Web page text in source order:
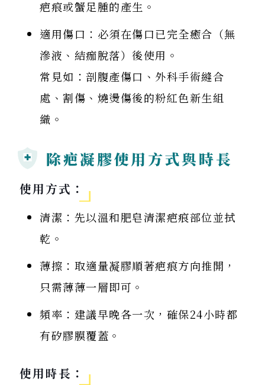
疤痕或蟹足腫的產生。
適用傷口：必須在傷口已完全癒合（無
滲液、結痂脫落）後使用。
常見如：剖腹產傷口、外科手術縫合
處、割傷、燒燙傷後的粉紅色新生組
織。
除疤凝膠使用方式與時長
使用方式：
清潔：先以溫和肥皂清潔疤痕部位並拭
乾。
薄擦：取適量凝膠順著疤痕方向推開，
只需薄薄一層即可。
頻率：建議早晚各一次，確保24小時都
有矽膠膜覆蓋。
使用時長：